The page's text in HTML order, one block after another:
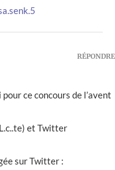
ce concours de l’avent
et Twitter
sur Twitter :
RÉPONDRE